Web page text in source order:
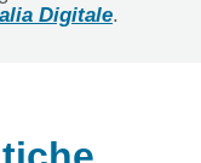
Digitale.